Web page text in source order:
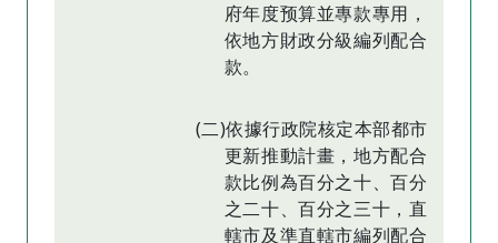
府年度预算並專款專用，
依地方財政分級編列配合
款。
(二)依據行政院核定本部都市
更新推動計畫，地方配合
款比例為百分之十、百分
之二十、百分之三十，直
轄市及準直轄市編列配合